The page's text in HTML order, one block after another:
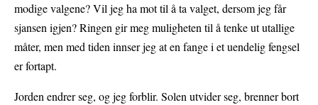
modige valgene? Vil jeg ha mot til å ta valget, dersom jeg får
sjansen igjen? Ringen gir meg muligheten til å tenke ut utallige
måter, men med tiden innser jeg at en fange i et uendelig fengsel
er fortapt.
Jorden endrer seg, og jeg forblir. Solen utvider seg, brenner bort